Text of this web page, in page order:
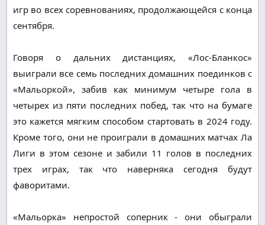
игр во всех соревнованиях, продолжающейся с конца
сентября.
Говоря о дальних дистанциях, «Лос-Бланкос»
выиграли все семь последних домашних поединков с
«Мальоркой», забив как минимум четыре гола в
четырех из пяти последних побед, так что на бумаге
это кажется мягким способом стартовать в 2024 году.
Кроме того, они не проиграли в домашних матчах Ла
Лиги в этом сезоне и забили 11 голов в последних
трех играх, так что наверняка сегодня будут
фаворитами.
«Мальорка» непростой соперник - они обыграли